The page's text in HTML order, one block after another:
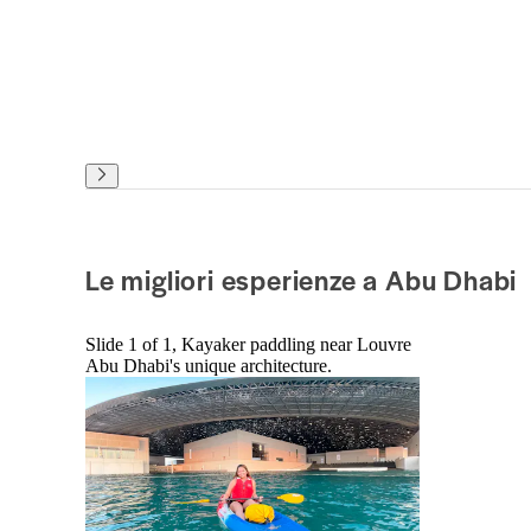
Le migliori esperienze a Abu Dhabi
Slide 1 of 1, Kayaker paddling near Louvre
Abu Dhabi's unique architecture.